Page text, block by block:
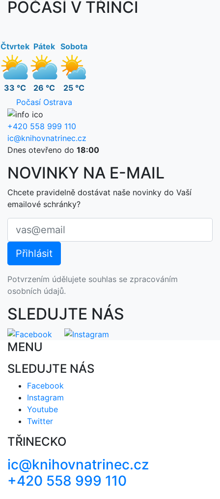
POČASÍ V TŘINCI
Čtvrtek
33 °C
Pátek
26 °C
Sobota
25 °C
Počasí Ostrava
+420 558 999 110
ic@knihovnatrinec.cz
Dnes otevřeno do 18:00
NOVINKY NA E-MAIL
Chcete pravidelně dostávat naše novinky do Vaší
emailové schránky?
Potvrzením údělujete souhlas se zpracováním
osobních údajů.
SLEDUJTE NÁS
MENU
SLEDUJTE NÁS
Facebook
Instagram
Youtube
Twitter
TŘINECKO
ic@knihovnatrinec.cz
+420 558 999 110